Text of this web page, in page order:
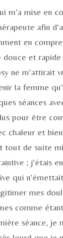
m'a mise en
afin
en
et
ne m'attirait
la femme
séances
pour être
chaleur et
de suite
; j'étais
qui
mes
comme
séance, je